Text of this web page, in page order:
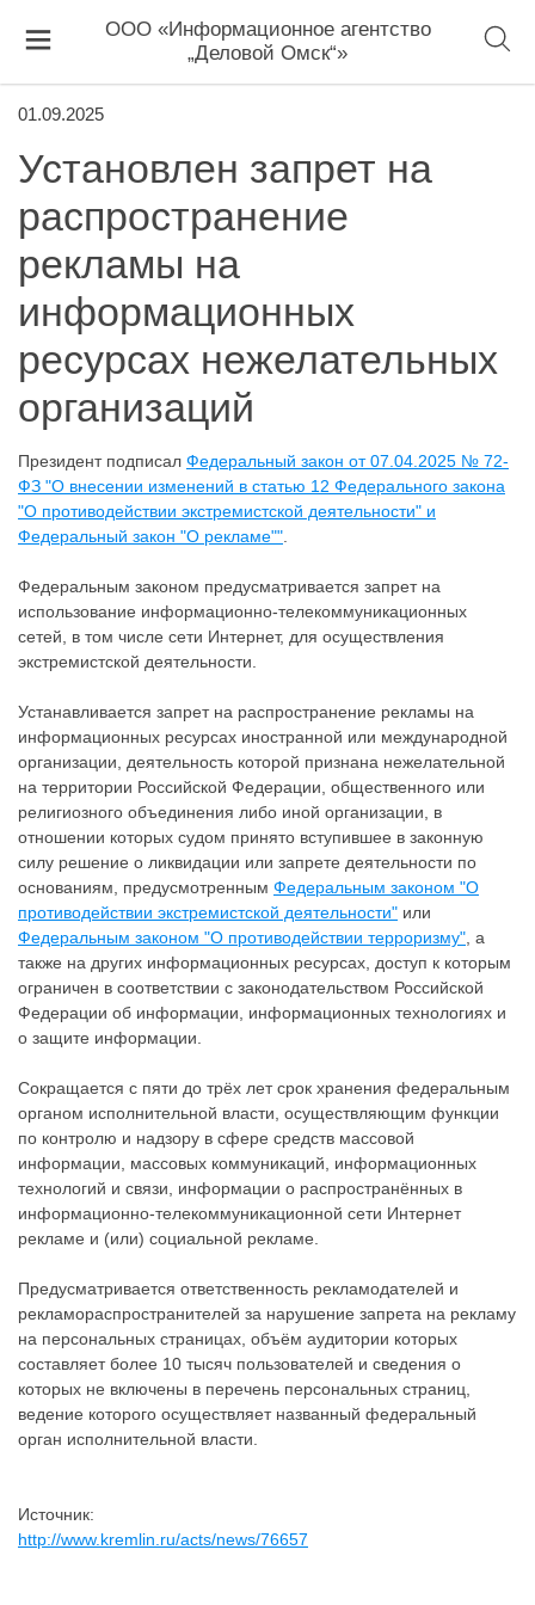
ООО «Информационное агентство
„Деловой Омск“»
01.09.2025
Установлен запрет на
распространение
рекламы на
информационных
ресурсах нежелательных
организаций
Президент подписал Федеральный закон от 07.04.2025 № 72-
ФЗ "О внесении изменений в статью 12 Федерального закона
"О противодействии экстремистской деятельности" и
Федеральный закон "О рекламе""
Федеральным законом предусматривается запрет на
использование информационно-телекоммуникационных
сетей, в том числе сети Интернет, для осуществления
экстремистской деятельности.
Устанавливается запрет на распространение рекламы на
информационных ресурсах иностранной или международной
организации, деятельность которой признана нежелательной
на территории Российской Федерации, общественного или
религиозного объединения либо иной организации, в
отношении которых судом принято вступившее в законную
силу решение о ликвидации или запрете деятельности по
основаниям, предусмотренным Федеральным законом "О
противодействии экстремистской деятельности" или
Федеральным законом "О противодействии терроризму" , а
также на других информационных ресурсах, доступ к которым
ограничен в соответствии с законодательством Российской
Федерации об информации, информационных технологиях и
о защите информации.
Сокращается с пяти до трёх лет срок хранения федеральным
органом исполнительной власти, осуществляющим функции
по контролю и надзору в сфере средств массовой
информации, массовых коммуникаций, информационных
технологий и связи, информации о распространённых в
информационно-телекоммуникационной сети Интернет
рекламе и (или) социальной рекламе.
Предусматривается ответственность рекламодателей и
рекламораспространителей за нарушение запрета на рекламу
на персональных страницах, объём аудитории которых
составляет более 10 тысяч пользователей и сведения о
которых не включены в перечень персональных страниц,
ведение которого осуществляет названный федеральный
орган исполнительной власти.
Источник:
http://www.kremlin.ru/acts/news/76657